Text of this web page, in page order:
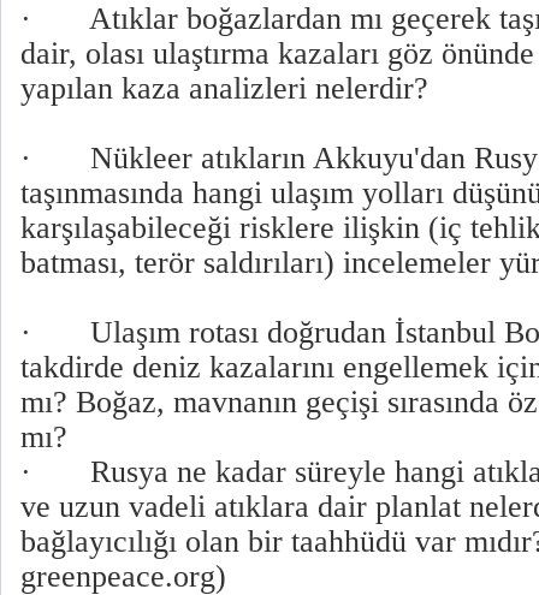
· Atıklar boğazlardan mı geçerek
dair, olası ulaştırma kazaları göz
yapılan kaza analizleri nelerdir?
· Nükleer atıkların Akkuyu'dan
taşınmasında hangi ulaşım yolları
karşılaşabileceği risklere ilişkin (iç
batması, terör saldırıları) incelemeler
· Ulaşım rotası doğrudan İstanbul
takdirde deniz kazalarını engellemek
mı? Boğaz, mavnanın geçişi sırasında
mı?
· Rusya ne kadar süreyle hangi
ve uzun vadeli atıklara dair planlat
bağlayıcılığı olan bir taahhüdü var
greenpeace.org)